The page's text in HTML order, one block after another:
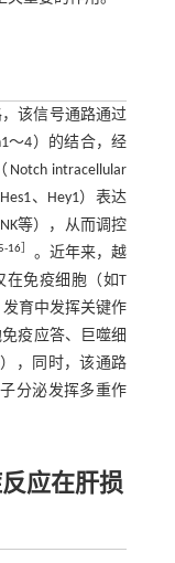
该信号通路通过
～4）的结合，经
intracellular
、Hey1）表达
等），从而调控
-16
。近年来，越
在免疫细胞（如T
育中发挥关键作
疫应答、巨噬细
，同时，该通路
分泌发挥多重作
应在肝损